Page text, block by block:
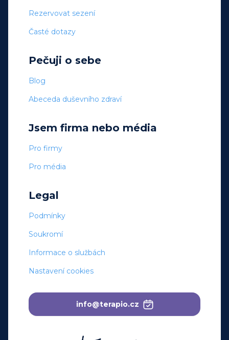
Rezervovat sezení
Časté dotazy
Pečuji o sebe
Blog
Abeceda duševního zdraví
Jsem firma nebo média
Pro firmy
Pro média
Legal
Podmínky
Soukromí
Informace o službách
Nastavení cookies
info@terapio.cz